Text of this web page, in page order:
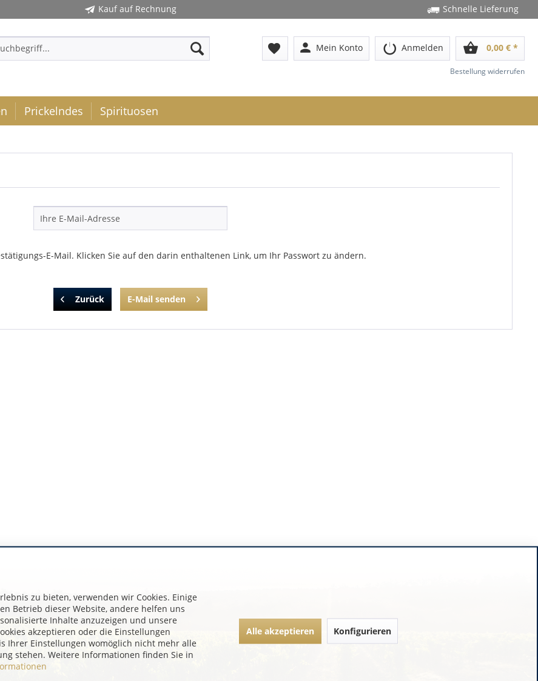
Kauf auf Rechnung Schnelle Lieferung
favorite person Mein Konto Anmelden shopping_basket 0,00 € *
Bestellung widerrufen
Prickelndes Spirituosen
E-Mail. Klicken Sie auf den darin enthaltenen Link, um Ihr Passwort zu ändern.
Zurück E-Mail senden
zu bieten, verwenden wir Cookies. Einige
Betrieb dieser Website, andere helfen uns
Inhalte anzuzeigen und unsere
akzeptieren oder die Einstellungen
Ihrer Einstellungen womöglich nicht mehr alle
stehen. Weitere Informationen finden Sie in
Alle akzeptieren Konfigurieren